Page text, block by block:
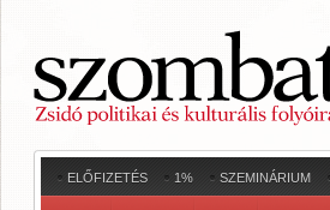
ELŐFIZETÉS 1% SZEMINÁRIUM